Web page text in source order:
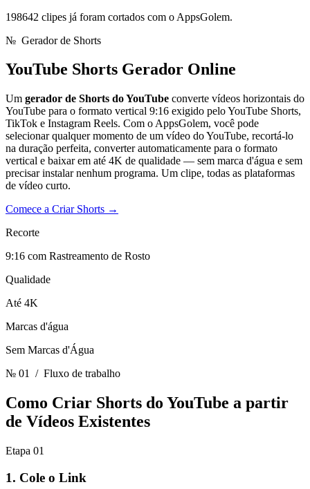
198642 clipes já foram cortados com o AppsGolem.
№ Gerador de Shorts
YouTube Shorts Gerador Online
Um gerador de Shorts do YouTube converte vídeos horizontais do
YouTube para o formato vertical 9:16 exigido pelo YouTube Shorts,
TikTok e Instagram Reels. Com o AppsGolem, você pode
selecionar qualquer momento de um vídeo do YouTube, recortá-lo
na duração perfeita, converter automaticamente para o formato
vertical e baixar em até 4K de qualidade — sem marca d'água e sem
precisar instalar nenhum programa. Um clipe, todas as plataformas
de vídeo curto.
Comece a Criar Shorts →
Recorte
9:16 com Rastreamento de Rosto
Qualidade
Até 4K
Marcas d'água
Sem Marcas d'Água
№ 01
/ Fluxo de trabalho
Como Criar Shorts do YouTube a partir
de Vídeos Existentes
Etapa 01
1. Cole o Link